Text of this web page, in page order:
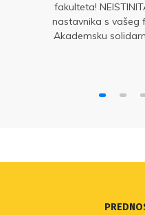
fakulteta!
nastavnika s vašeg
Akademsku
licemjerna.U